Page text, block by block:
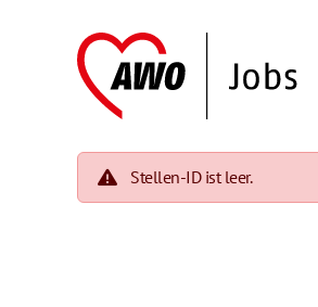
Stellen-ID ist leer.